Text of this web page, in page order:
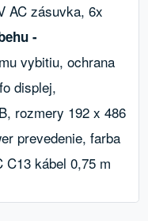
AC zásuvka, 6x
-
vybitiu, ochrana
displej,
rozmery 192 x 486
prevedenie, farba
C13 kábel 0,75 m
webovými
partnerom
reklamu, a to na